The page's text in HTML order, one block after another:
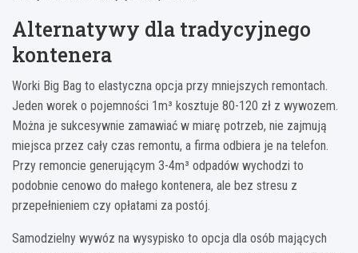
Alternatywy dla tradycyjnego
kontenera
Worki Big Bag to elastyczna opcja przy mniejszych remontach.
Jeden worek o pojemności 1m³ kosztuje 80-120 zł z wywozem.
Można je sukcesywnie zamawiać w miarę potrzeb, nie zajmują
miejsca przez cały czas remontu, a firma odbiera je na telefon.
Przy remoncie generującym 3-4m³ odpadów wychodzi to
podobnie cenowo do małego kontenera, ale bez stresu z
przepełnieniem czy opłatami za postój.
Samodzielny wywóz na wysypisko to opcja dla osób mających